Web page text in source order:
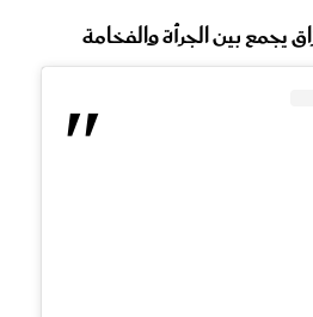
يجمع بين الجرأة والفخامة